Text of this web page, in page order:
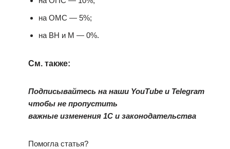
на ОМС — 5%;
на ВН и М — 0%.
См. также:
Подписывайтесь на наши YouTube и Telegram
чтобы не пропустить
важные изменения 1С и законодательства
Помогла статья?